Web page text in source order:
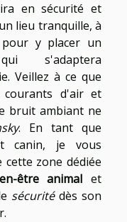
en sécurité et
lieu tranquille, à
y placer un
s'adaptera
Veillez à ce que
courants d'air et
bruit ambiant ne
. En tant que
canin, je vous
cette zone dédiée
être animal et
sécuritédès son